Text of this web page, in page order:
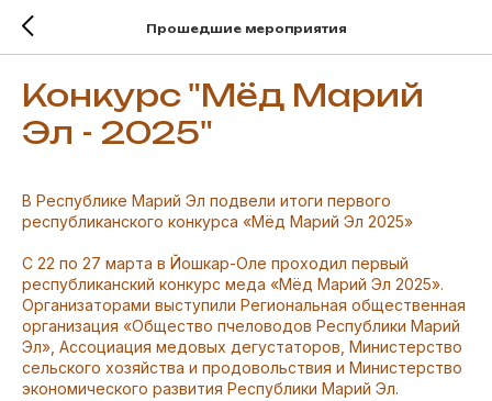
Прошедшие мероприятия
Конкурс "Мёд Марий
Эл - 2025"
В Республике Марий Эл подвели итоги первого
республиканского конкурса «Мёд Марий Эл 2025»
С 22 по 27 марта в Йошкар-Оле проходил первый
республиканский конкурс меда «Мёд Марий Эл 2025».
Организаторами выступили Региональная общественная
организация «Общество пчеловодов Республики Марий
Эл», Ассоциация медовых дегустаторов, Министерство
сельского хозяйства и продовольствия и Министерство
экономического развития Республики Марий Эл.